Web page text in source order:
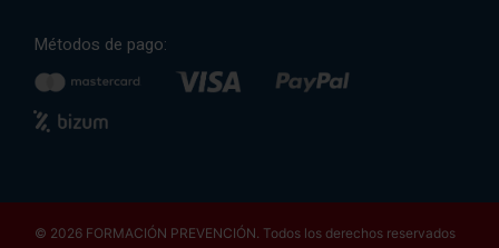
Métodos de pago:
© 2026 FORMACIÓN PREVENCIÓN. Todos los derechos reservados